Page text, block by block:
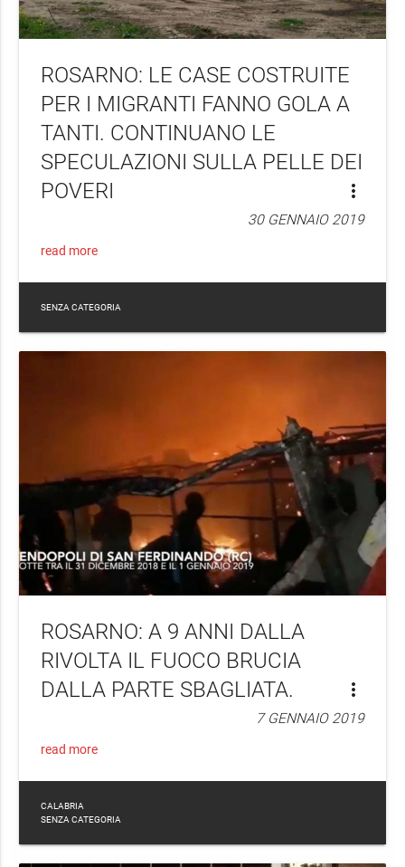
ROSARNO: LE CASE COSTRUITE
PER I MIGRANTI FANNO GOLA A
TANTI. CONTINUANO LE
SPECULAZIONI SULLA PELLE DEI
POVERI
more_vert
30 GENNAIO 2019
read more
SENZA CATEGORIA
ROSARNO: A 9 ANNI DALLA
RIVOLTA IL FUOCO BRUCIA
DALLA PARTE SBAGLIATA.
more_vert
7 GENNAIO 2019
read more
CALABRIA
SENZA CATEGORIA